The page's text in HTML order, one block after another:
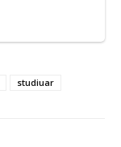
studiuar